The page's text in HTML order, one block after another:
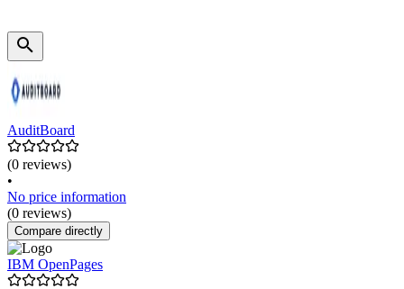
AuditBoard
(0 reviews)
•
No price information
(0 reviews)
Compare directly
IBM OpenPages